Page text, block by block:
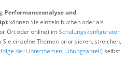
Performanceanalyse und
können Sie einzeln buchen oder als
Ort oder online) imSchulungskonfigurator
Sie einzelne Themen priorisieren, streichen,
der Unterthemen, Übungsanteil) selbst